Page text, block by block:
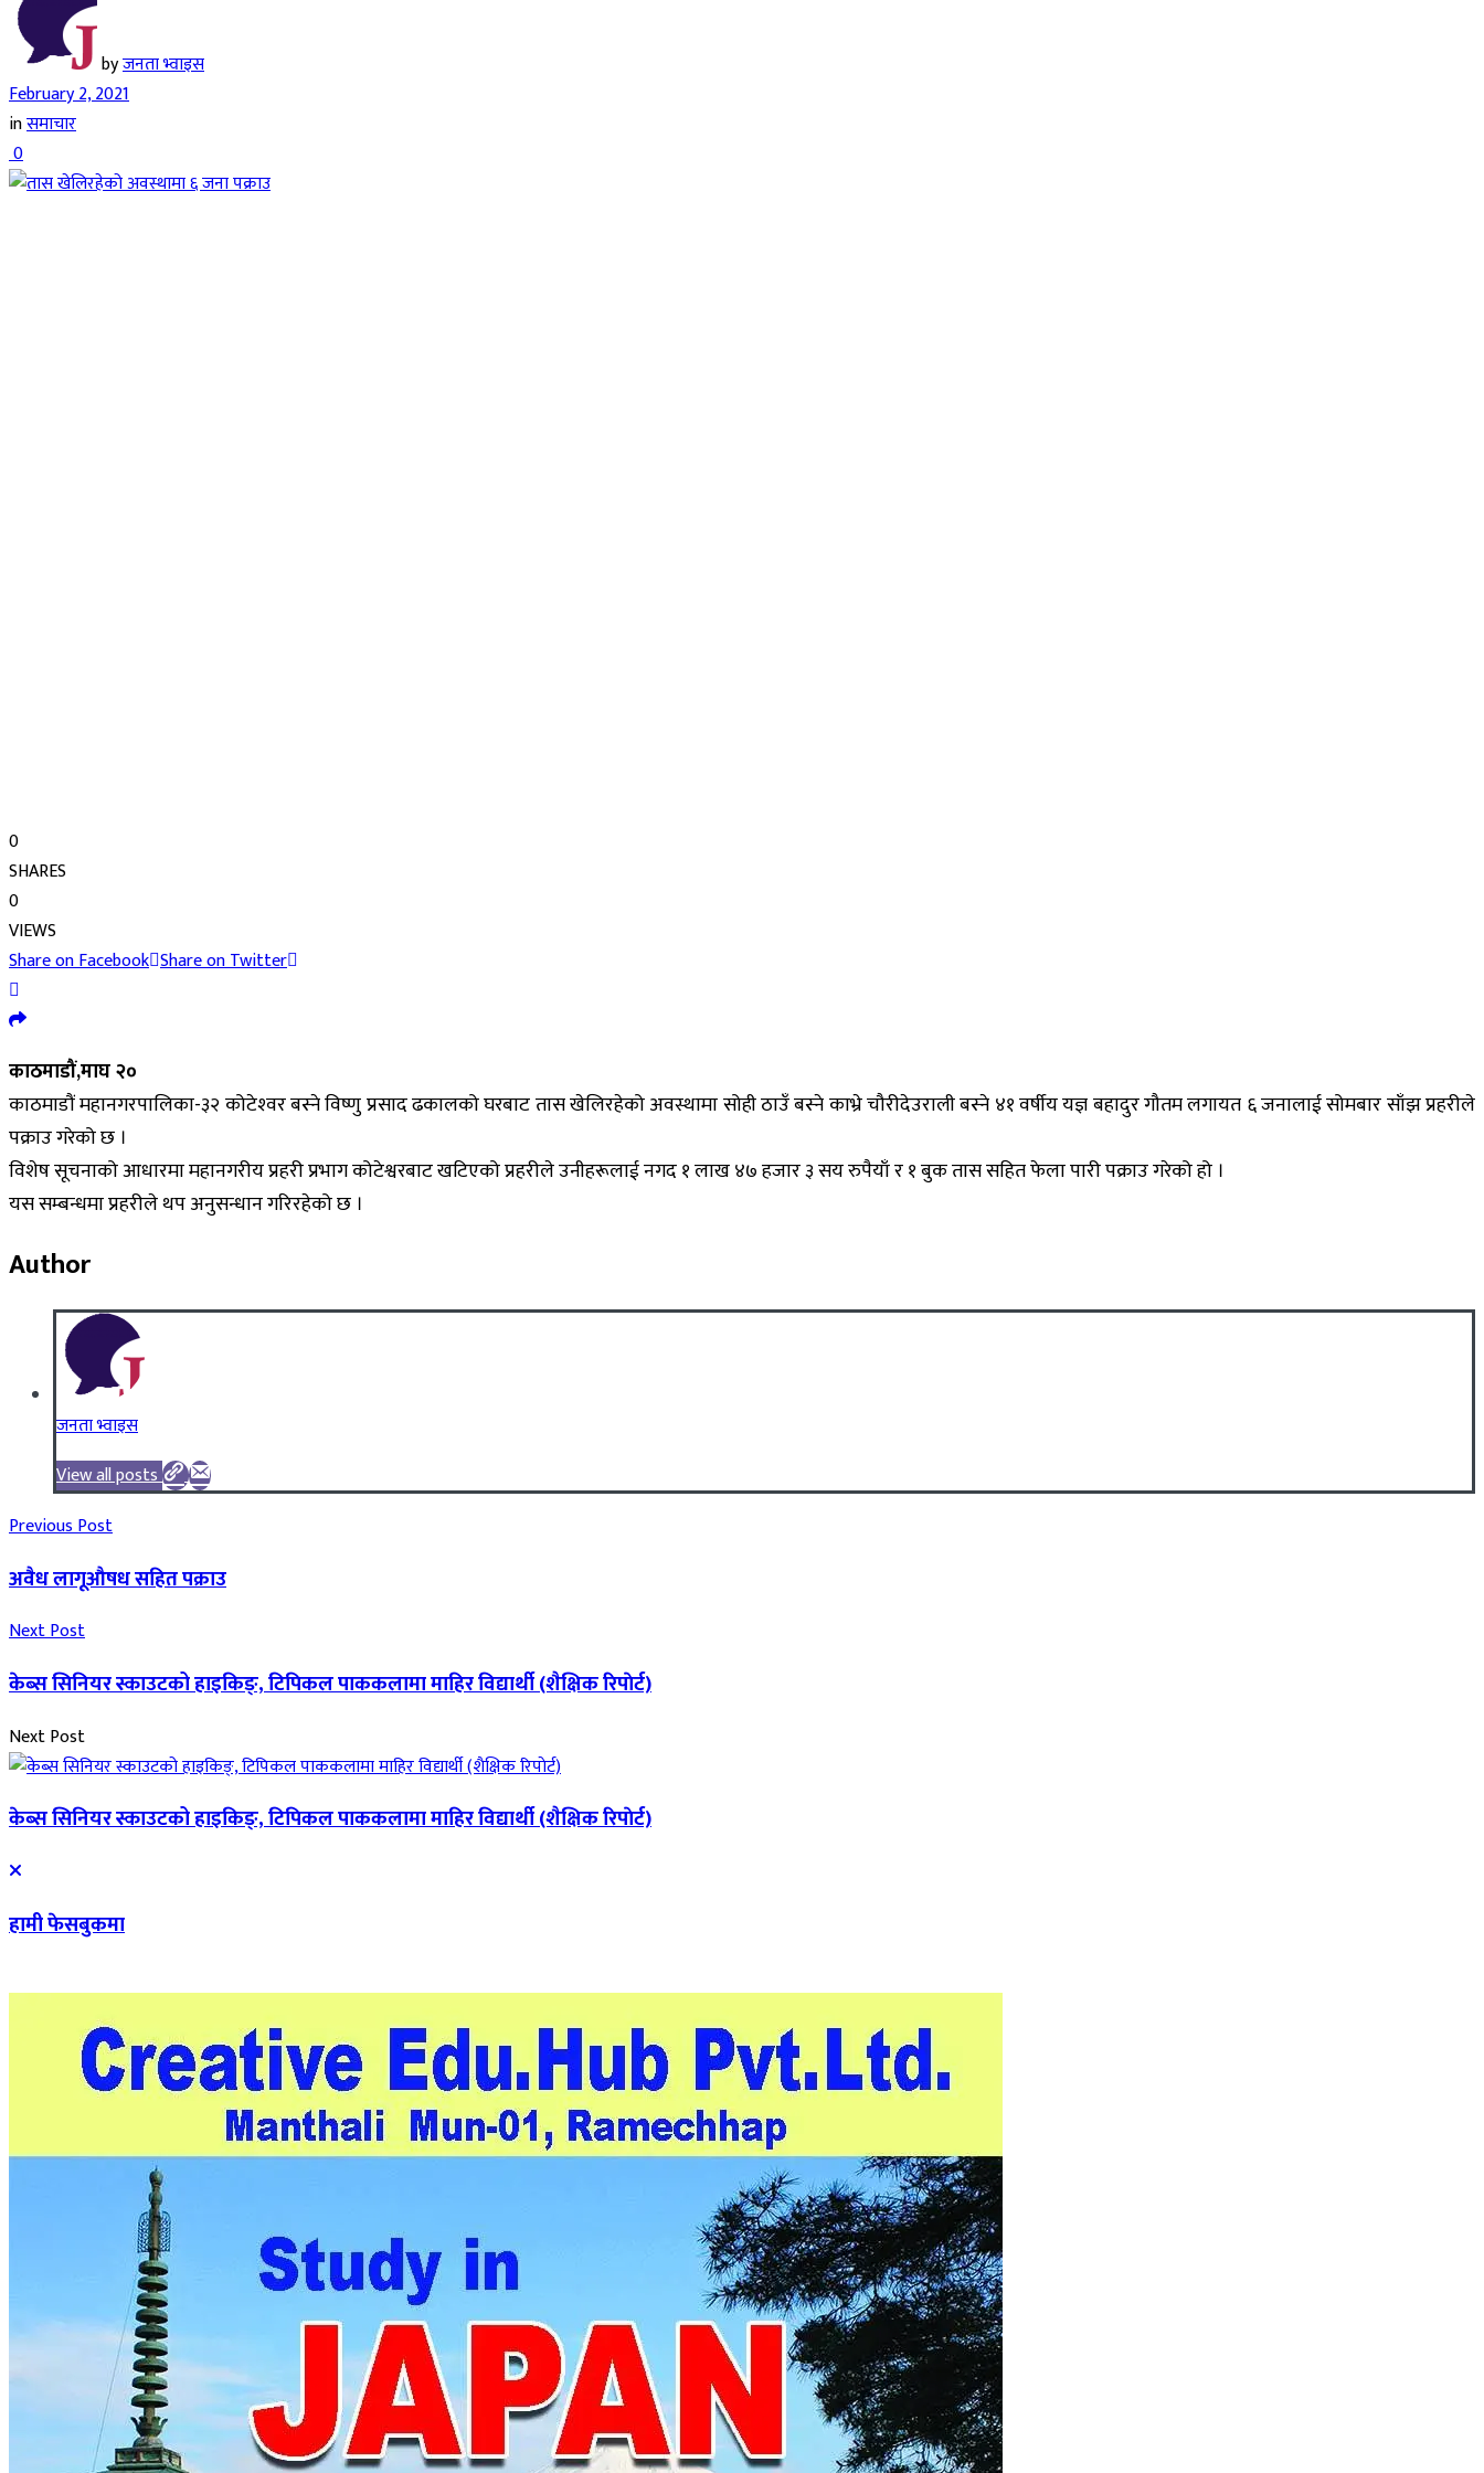
byजनता भ्वाइस
February 2, 2021
inसमाचार
0
0
SHARES
0
VIEWS
Share on Facebook Share on Twitter
काठमाडौं,माघ २०
काठमाडौं महानगरपालिका-३२ कोटेश्‍वर बस्ने विष्णु प्रसाद ढकालको घरबाट तास खेलिरहेको अवस्थामा सोही ठाउँ बस्ने काभ्रे चौरीदेउराली बस्ने ४१ वर्षीय यज्ञ बहादुर गौतम लगायत ६ जनालाई सोमबार साँझ प्रहरीले
पक्राउ गरेको छ ।
विशेष सूचनाको आधारमा महानगरीय प्रहरी प्रभाग कोटेश्वरबाट खटिएको प्रहरीले उनीहरूलाई नगद १ लाख ४७ हजार ३ सय रुपैयाँ र १ बुक तास सहित फेला पारी पक्राउ गरेको हो ।
यस सम्बन्धमा प्रहरीले थप अनुसन्धान गरिरहेको छ ।
Author
जनता भ्वाइस
View all posts
Previous Post
अवैध लागूऔषध सहित पक्राउ
Next Post
केब्स सिनियर स्काउटको हाइकिङ्, टिपिकल पाककलामा माहिर विद्यार्थी (शैक्षिक रिपाेर्ट)
Next Post
केब्स सिनियर स्काउटको हाइकिङ्, टिपिकल पाककलामा माहिर विद्यार्थी (शैक्षिक रिपाेर्ट)
हामी फेसबुकमा